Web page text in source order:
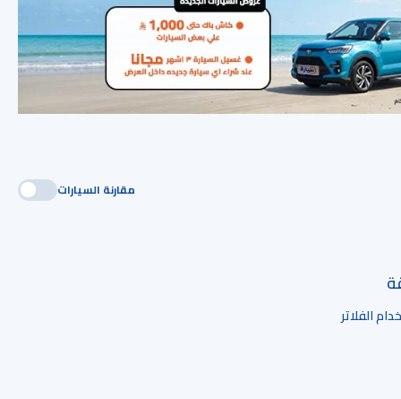
مقارنة السيارات
الفلاتر